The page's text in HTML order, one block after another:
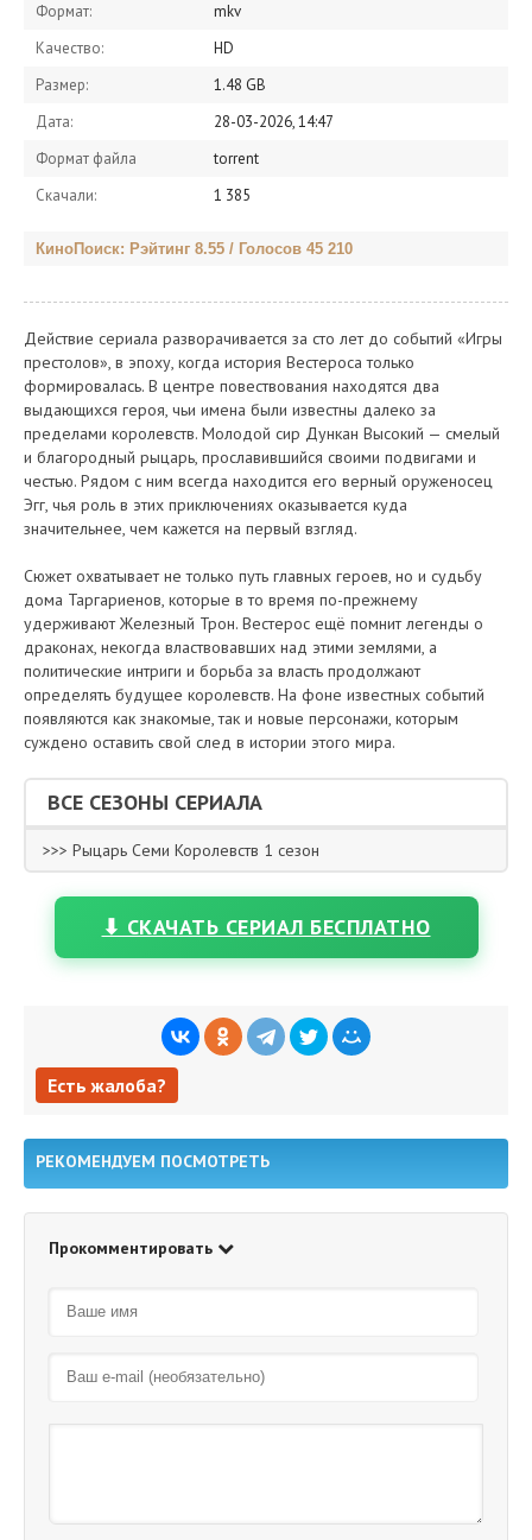
Формат:
mkv
Качество:
HD
Размер:
1.48 GB
Дата:
28-03-2026, 14:47
Формат файла
torrent
Скачали:
1 385
КиноПоиск: Рэйтинг 8.55 / Голосов 45 210
Действие сериала разворачивается за сто лет до событий «Игры
престолов», в эпоху, когда история Вестероса только
формировалась. В центре повествования находятся два
выдающихся героя, чьи имена были известны далеко за
пределами королевств. Молодой сир Дункан Высокий — смелый
и благородный рыцарь, прославившийся своими подвигами и
честью. Рядом с ним всегда находится его верный оруженосец
Эгг, чья роль в этих приключениях оказывается куда
значительнее, чем кажется на первый взгляд.
Сюжет охватывает не только путь главных героев, но и судьбу
дома Таргариенов, которые в то время по-прежнему
удерживают Железный Трон. Вестерос ещё помнит легенды о
драконах, некогда властвовавших над этими землями, а
политические интриги и борьба за власть продолжают
определять будущее королевств. На фоне известных событий
появляются как знакомые, так и новые персонажи, которым
суждено оставить свой след в истории этого мира.
ВСЕ СЕЗОНЫ СЕРИАЛА
>>> Рыцарь Семи Королевств 1 сезон
⬇ СКАЧАТЬ СЕРИАЛ БЕСПЛАТНО
Есть жалоба?
РЕКОМЕНДУЕМ ПОСМОТРЕТЬ
Прокомментировать